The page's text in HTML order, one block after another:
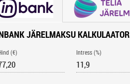
JÄRELMAKSU KALKULAATOR
(€) Intress (%)